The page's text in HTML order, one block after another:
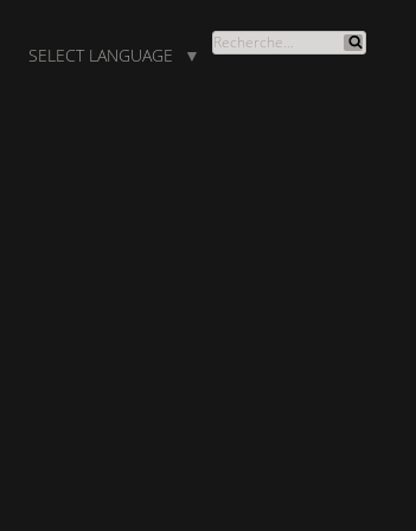
SELECT LANGUAGE ▼
RECHERCHE
Recherche